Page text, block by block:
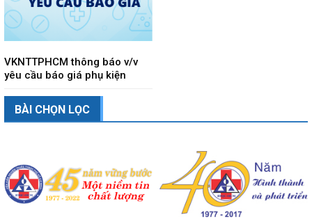
VKNTTPHCM thông báo v/v
yêu cầu báo giá phụ kiện
BÀI CHỌN LỌC